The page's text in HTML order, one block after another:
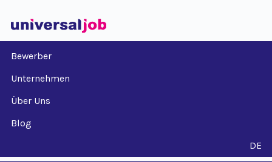
Bewerber
Unternehmen
Über Uns
Blog
DE